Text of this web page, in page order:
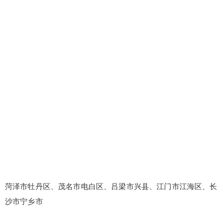
菏泽市牡丹区、茂名市电白区、吕梁市兴县、江门市江海区、长
沙市宁乡市